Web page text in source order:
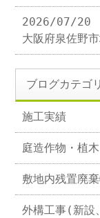
2026/07/20
大阪府泉佐野
ブログカテゴ
施工実績
庭造作物・植
敷地内残置廃
外構工事(新設